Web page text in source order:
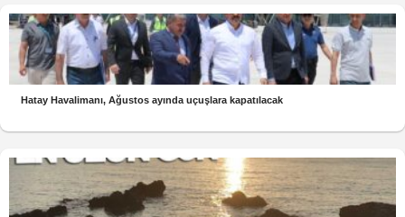
Hatay Havalimanı, Ağustos ayında uçuşlara kapatılacak